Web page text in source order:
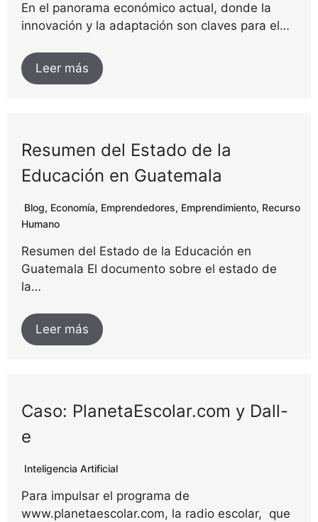
En el panorama económico actual, donde la
innovación y la adaptación son claves para el…
Leer más
Resumen del Estado de la
Educación en Guatemala
Blog, Economía, Emprendedores, Emprendimiento, Recurso
Humano
Resumen del Estado de la Educación en
Guatemala El documento sobre el estado de
la…
Leer más
Caso: PlanetaEscolar.com y Dall-
e
Inteligencia Artificial
Para impulsar el programa de
www.planetaescolar.com, la radio escolar, que